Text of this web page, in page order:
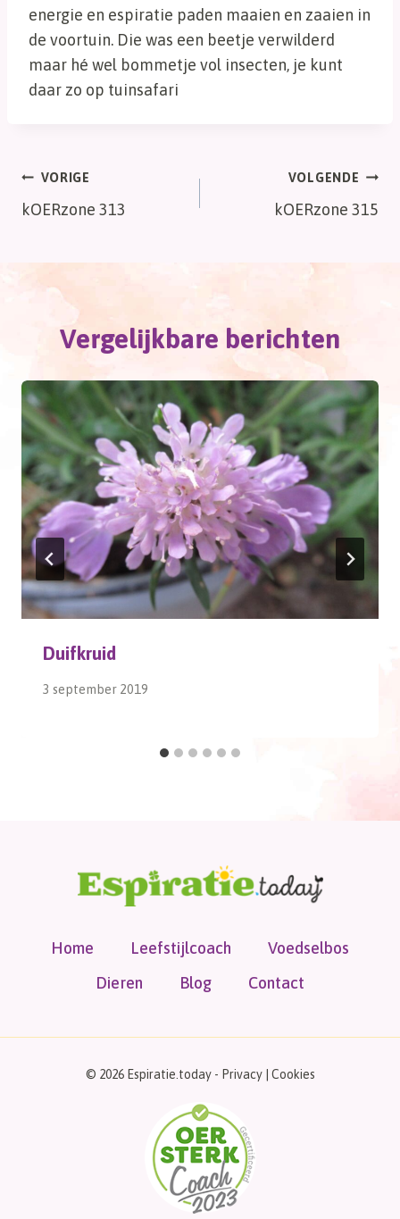
energie en espiratie paden maaien en zaaien in
de voortuin. Die was een beetje verwilderd
maar hé wel bommetje vol insecten, je kunt
daar zo op tuinsafari
Bericht
navigatie
VORIGE
kOERzone 313
VOLGENDE
kOERzone 315
Vergelijkbare berichten
Duifkruid
3 september 2019
Home Leefstijlcoach
Voedselbos
Dieren
Blog Contact
© 2026 Espiratie.today - Privacy| Cookies